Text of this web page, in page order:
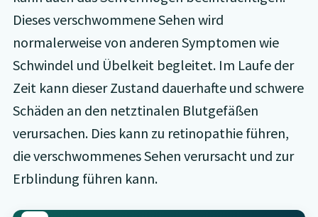
Dieses verschwommene Sehen wird
normalerweise von anderen Symptomen wie
Schwindel und Übelkeit begleitet. Im Laufe der
Zeit kann dieser Zustand dauerhafte und schwere
Schäden an den netztinalen Blutgefäßen
verursachen. Dies kann zu retinopathie führen,
die verschwommenes Sehen verursacht und zur
Erblindung führen kann.